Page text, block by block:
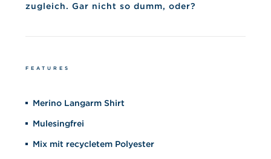
zugleich. Gar nicht so dumm, oder?
FEATURES
Merino Langarm Shirt
Mulesingfrei
Mix mit recycletem Polyester